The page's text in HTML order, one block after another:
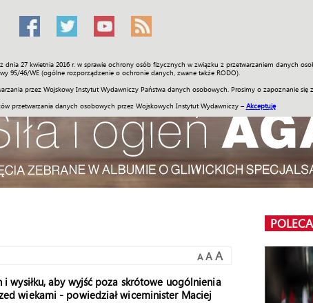
dnia 27 kwietnia 2016 r. w sprawie ochrony osób fizycznych w związku z przetwarzaniem danych
95/46/WE (ogólne rozporządzenie o ochronie danych, zwane także RODO).
przez Wojskowy Instytut Wydawniczy Państwa danych osobowych. Prosimy o zapoznanie się
przetwarzania danych osobowych przez Wojskowych Instytut Wydawniczy – Akceptuję
Sport Historia Galerie Wideo ENGLISH SKLEP
A A A
aby wyjść poza skrótowe uogólnienia
wiekami - powiedział wiceminister Maciej